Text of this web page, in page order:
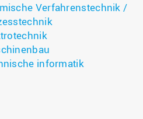
Verfahrenstechnik /
informatik